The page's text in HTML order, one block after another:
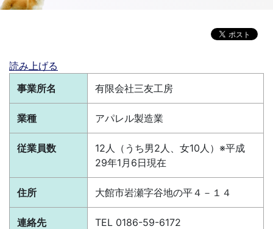
読み上げる
事業所名
有限会社三友工房
業種 アパレル製造業
従業員数 12人（うち男2人、女10人） ※平成
29年1月6日現在
住所 大館市岩瀬字谷地の平４－１４
連絡先
TEL 0186-59-6172